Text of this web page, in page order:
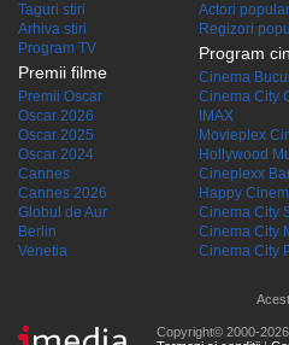
Taguri stiri
Arhiva stiri
Program TV
Premii filme
Premii Oscar
Oscar 2026
Oscar 2025
Oscar 2024
Cannes
Cannes 2026
Globul de Aur
Berlin
Venetia
Actori
Regizori
Program
Cinema
Cinema City
IMAX
Movieplex
Hollywood
Cineplexx
Happy
Cinema City
Cinema City
Cinema City
Copyright© 2000-